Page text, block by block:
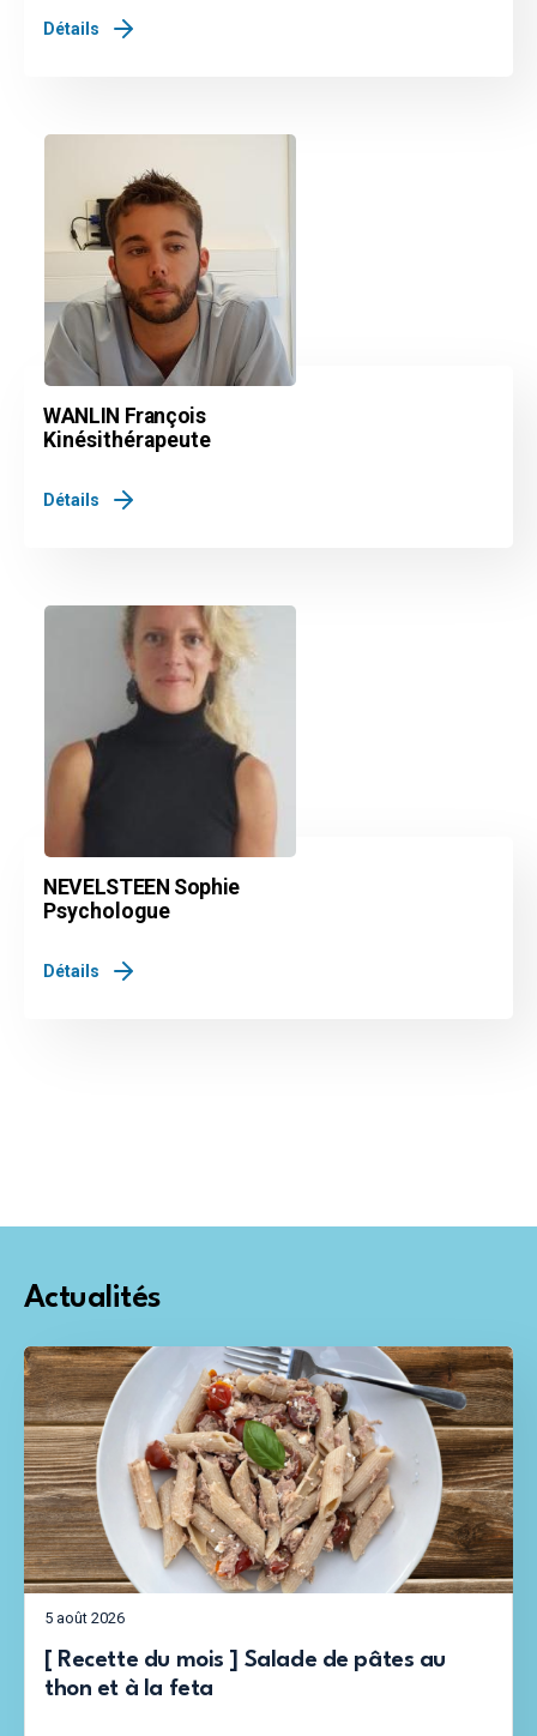
Détails
WANLIN François
Kinésithérapeute
Détails
NEVELSTEEN Sophie
Psychologue
Détails
Actualités
5 août 2026
[ Recette du mois ] Salade de pâtes au
thon et à la feta